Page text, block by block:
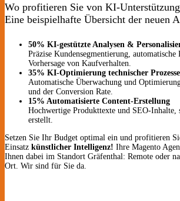
Wo profitieren Sie von KI-
Eine beispielhafte Übersicht der neuen
50% KI-gestützte Analysen &
Präzise Kundensegmentierung, automatische
Vorhersage von Kaufverhalten.
35% KI-Optimierung technischer Prozesse
Automatische Überwachung und
und der Conversion Rate.
15% Automatisierte Content-Erstellung
Hochwertige Produkttexte und SEO-Inhalte,
erstellt.
Setzen Sie Ihr Budget optimal ein und profitieren
Einsatz künstlicher Intelligenz! Ihre Magento
Ihnen dabei im Standort Gräfenthal: Remote oder
Ort. Wir sind für Sie da.